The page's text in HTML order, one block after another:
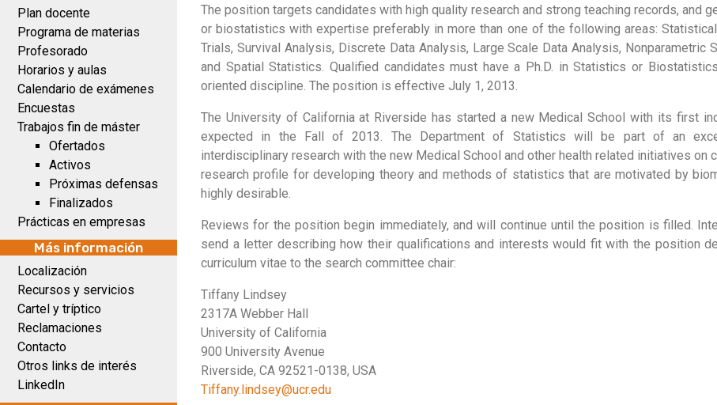
Plan docente
Programa de materias
Profesorado
Horarios y aulas
Calendario de exámenes
Encuestas
Trabajos fin de máster
Ofertados
Activos
Próximas defensas
Finalizados
Prácticas en empresas
Más información
Localización
Recursos y servicios
Cartel y tríptico
Reclamaciones
Contacto
Otros links de interés
LinkedIn
The position targets candidates with high quality research and strong teaching records, and
or biostatistics with expertise preferably in more than one of the following areas:
Trials, Survival Analysis, Discrete Data Analysis, Large Scale Data Analysis, Nonparametric
and Spatial Statistics. Qualified candidates must have a Ph.D. in Statistics or
oriented discipline. The position is effective July 1, 2013.
The University of California at Riverside has started a new Medical School with its first
expected in the Fall of 2013. The Department of Statistics will be part of an
interdisciplinary research with the new Medical School and other health related initiatives on
research profile for developing theory and methods of statistics that are motivated by
highly desirable.
Reviews for the position begin immediately, and will continue until the position is filled.
send a letter describing how their qualifications and interests would fit with the position
curriculum vitae to the search committee chair:
Tiffany Lindsey
2317A Webber Hall
University of California
900 University Avenue
Riverside, CA 92521-0138, USA
Tiffany.lindsey@ucr.edu